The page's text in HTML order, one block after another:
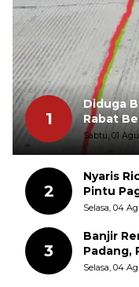
1
Diduga
Rabat
Sudah
Sabtu, 01
2
Nyaris
Pintu
Selasa, 04
3
Banjir
Padang,
Selasa, 04